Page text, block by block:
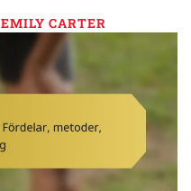
EMILY CARTER